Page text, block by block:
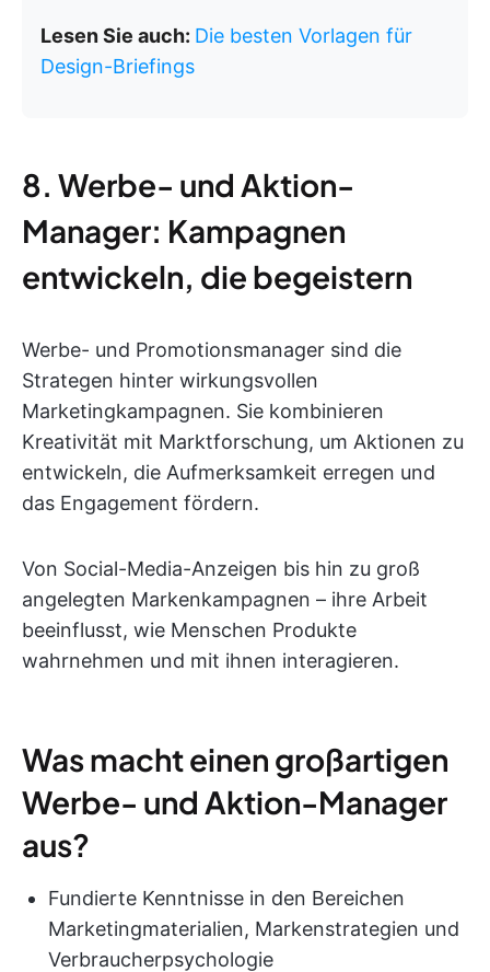
Lesen Sie auch: Die besten Vorlagen für
Design-Briefings
8. Werbe- und Aktion-
Manager: Kampagnen
entwickeln, die begeistern
Werbe- und Promotionsmanager sind die
Strategen hinter wirkungsvollen
Marketingkampagnen. Sie kombinieren
Kreativität mit Marktforschung, um Aktionen zu
entwickeln, die Aufmerksamkeit erregen und
das Engagement fördern.
Von Social-Media-Anzeigen bis hin zu groß
angelegten Markenkampagnen – ihre Arbeit
beeinflusst, wie Menschen Produkte
wahrnehmen und mit ihnen interagieren.
Was macht einen großartigen
Werbe- und Aktion-Manager
aus?
Fundierte Kenntnisse in den Bereichen
Marketingmaterialien, Markenstrategien und
Verbraucherpsychologie